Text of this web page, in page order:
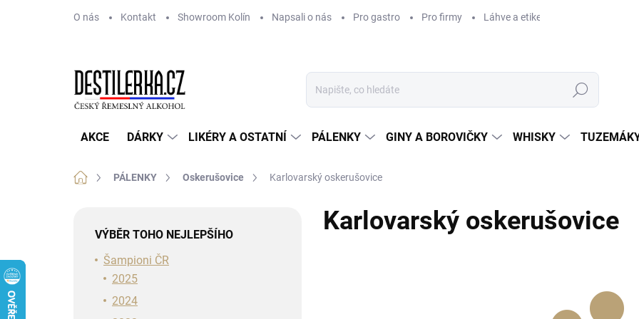
O nás Kontakt Showroom Kolín Napsali o nás Pro gastro Pro firmy Láhve a etikety na míru
Hledat
AKCE DÁRKY LIKÉRY A OSTATNÍ PÁLENKY GINY A BOROVIČKY WHISKY
Domů PÁLENKY Oskerušovice Karlovarský oskerušovice
VÝBĚR TOHO NEJLEPŠÍHO
Šampioni ČR
2025
2024
Karlovarský oskerušovice